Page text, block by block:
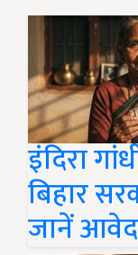
इंदिरा
बिहार
जानें